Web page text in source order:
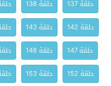
حلقة 137 حلقة 138 حلقة
حلقة 142
حلقة 143 حلقة
حلقة 147
حلقة 148 حلقة
حلقة 152
حلقة 153 حلقة